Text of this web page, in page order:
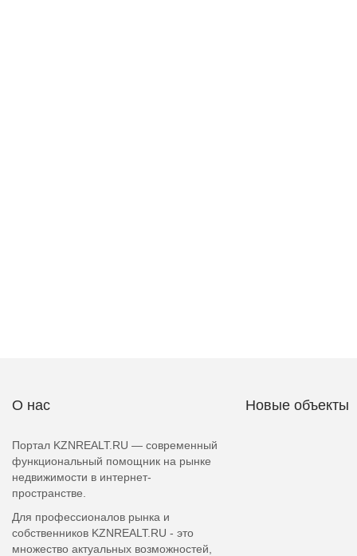
О нас
Портал KZNREALT.RU — современный
функциональный помощник на рынке
недвижимости в интернет-
пространстве.
Для профессионалов рынка и
собственников KZNREALT.RU - это
множество актуальных возможностей,
Новые объекты